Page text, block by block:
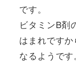
です。
ビタミンB剤
はまれです
なるようです。